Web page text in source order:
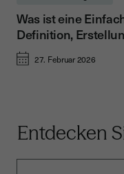
Was ist eine
Definition,
27. Februar 2026
Entdecken